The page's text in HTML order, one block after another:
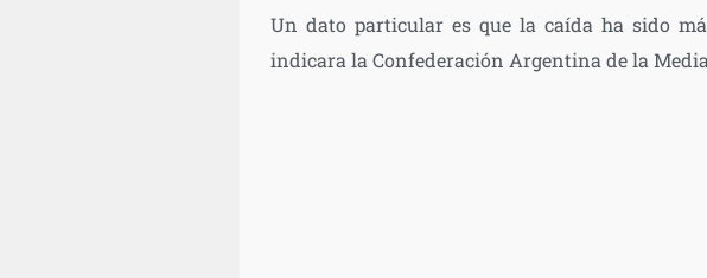
Un dato particular es que la caída ha sido
indicara la Confederación Argentina de la